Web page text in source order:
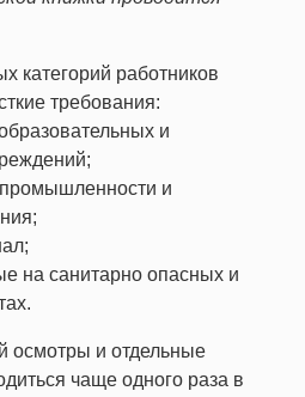
категорий работников
требования:
и
и
на санитарно опасных и
осмотры и отдельные
чаще одного раза в